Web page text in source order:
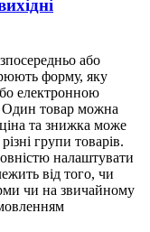
або
форму, яку
електронною
Один товар можна
та знижка може
групи товарів.
налаштувати
від того, чи
чи на звичайному